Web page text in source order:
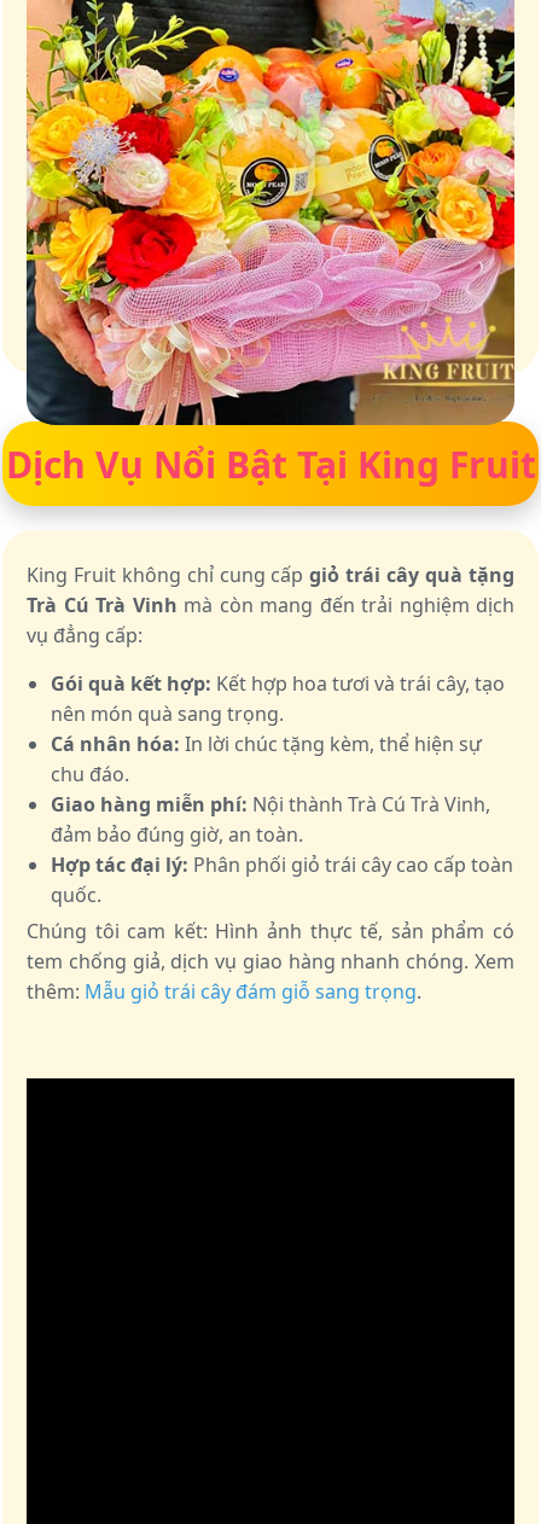
Giữ trọn vị ngọt của thiên nhiên
Dịch Vụ Nổi Bật Tại King Fruit
King Fruit không chỉ cung cấpgiỏ trái cây quà tặng
Trà Cú Trà Vinh mà còn mang đến trải nghiệm dịch
vụ đẳng cấp:
Gói quà kết hợp: Kết hợp hoa tươi và trái cây, tạo
nên món quà sang trọng.
Cá nhân hóa: In lời chúc tặng kèm, thể hiện sự
chu đáo.
Giao hàng miễn phí: Nội thành Trà Cú Trà Vinh,
đảm bảo đúng giờ, an toàn.
Hợp tác đại lý: Phân phối giỏ trái cây cao cấp toàn
quốc.
Chúng tôi cam kết: Hình ảnh thực tế, sản phẩm có
tem chống giả, dịch vụ giao hàng nhanh chóng. Xem
thêm: Mẫu giỏ trái cây đám giỗ sang trọng.